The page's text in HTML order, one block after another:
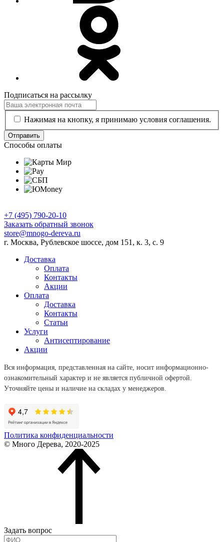
Подписаться на рассылку
Нажимая на кнопку, я принимаю условия соглашения.
Отправить
Способы оплаты
+7 (495) 790-20-10
Заказать обратный звонок
store@mnogo-dereva.ru
г. Москва, Рублевское шоссе, дом 151, к. 3, с. 9
Доставка
Оплата
Контакты
Акции
Оплата
Доставка
Контакты
Статьи
Услуги
Антисептирование
Акции
Вся информация, представленная на сайте, носит информационно-
ознакомительный характер и не является публичной офертой.
Уточняйте цены и наличие на складах у менеджеров.
Политика конфиденциальности
© Много Дерева, 2020-2025
Задать вопрос